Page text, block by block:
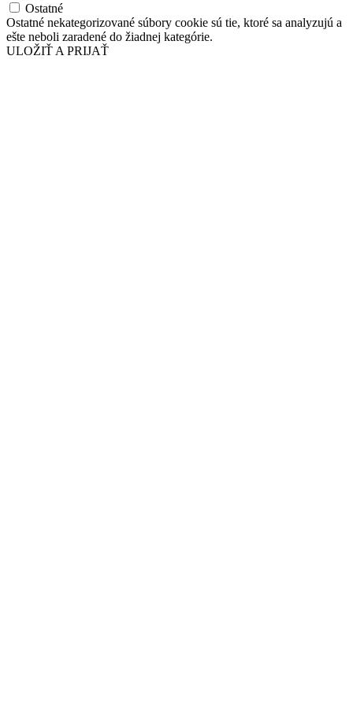
Ostatné
Ostatné nekategorizované súbory cookie sú tie, ktoré sa analyzujú a
ešte neboli zaradené do žiadnej kategórie.
ULOŽIŤ A PRIJAŤ